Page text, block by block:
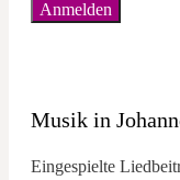
Musik in
Eingespielte